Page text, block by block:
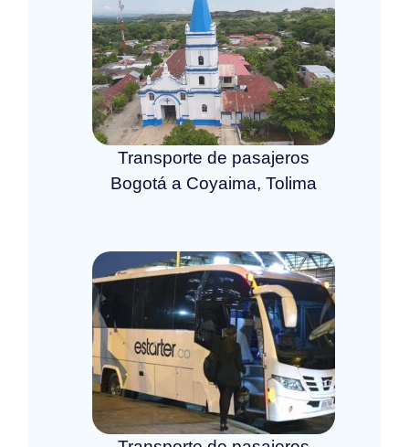
Transporte de pasajeros
Bogotá a Coyaima, Tolima